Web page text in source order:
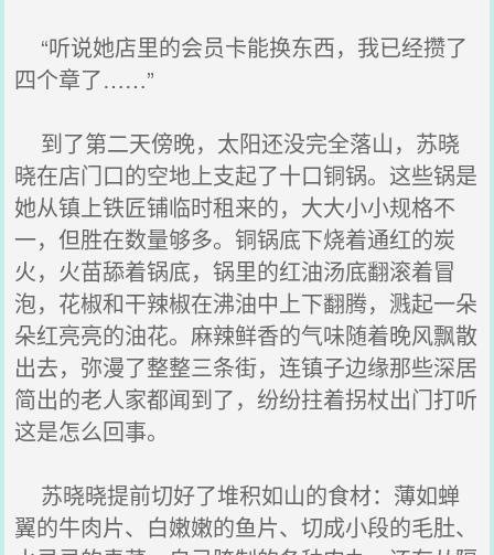
“听说她店里的会员卡能换东西，我已经攒了
四个章了……”
到了第二天傍晚，太阳还没完全落山，苏晓
晓在店门口的空地上支起了十口铜锅。这些锅是
她从镇上铁匠铺临时租来的，大大小小规格不
一，但胜在数量够多。铜锅底下烧着通红的炭
火，火苗舔着锅底，锅里的红油汤底翻滚着冒
泡，花椒和干辣椒在沸油中上下翻腾，溅起一朵
朵红亮亮的油花。麻辣鲜香的气味随着晚风飘散
出去，弥漫了整整三条街，连镇子边缘那些深居
简出的老人家都闻到了，纷纷拄着拐杖出门打听
这是怎么回事。
苏晓晓提前切好了堆积如山的食材：薄如蝉
翼的牛肉片、白嫩嫩的鱼片、切成小段的毛肚、